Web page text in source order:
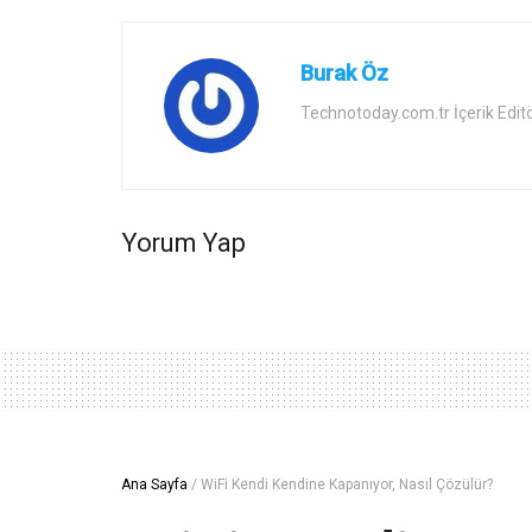
Burak Öz
Technotoday.com.tr İçerik
Yorum Yap
Ana Sayfa / WiFi Kendi Kendine Kapanıyor, Nasıl Çözülür?